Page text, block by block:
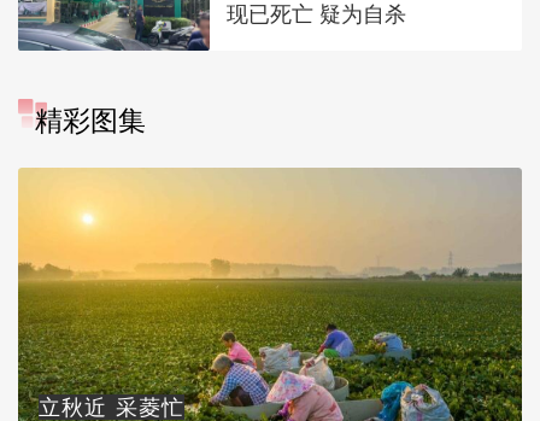
现已死亡 疑为自杀
精彩图集
立秋近 采菱忙